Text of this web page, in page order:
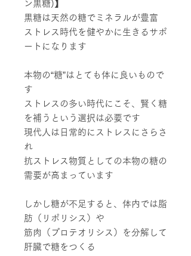
ン黒糖)】
黒糖は天然の糖でミネラルが豊富
ストレス時代を健やかに生きるサポ
ートになります
本物の“糖”はとても体に良いもので
す
ストレスの多い時代にこそ、賢く糖
を補うという選択は必要です
現代人は日常的にストレスにさらさ
れ
抗ストレス物質としての本物の糖の
需要が高まっています
しかし糖が不足すると、体内では脂
肪（リポリシス）や
筋肉（プロテオリシス）を分解して
肝臓で糖をつくる